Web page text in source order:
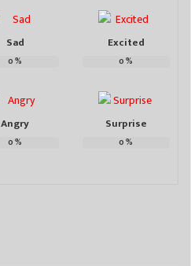
Sad
0%
Excited
0%
Angry
0%
Surprise
0%